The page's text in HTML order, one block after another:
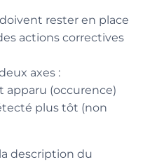
rester en place
actions correctives
axes :
apparu (occurence)
plus tôt (non
description du